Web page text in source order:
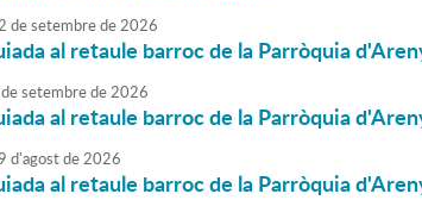
desetembrede2026
al retaule barroc de la Parròquia
desetembrede2026
al retaule barroc de la Parròquia
d'agostde2026
al retaule barroc de la Parròquia